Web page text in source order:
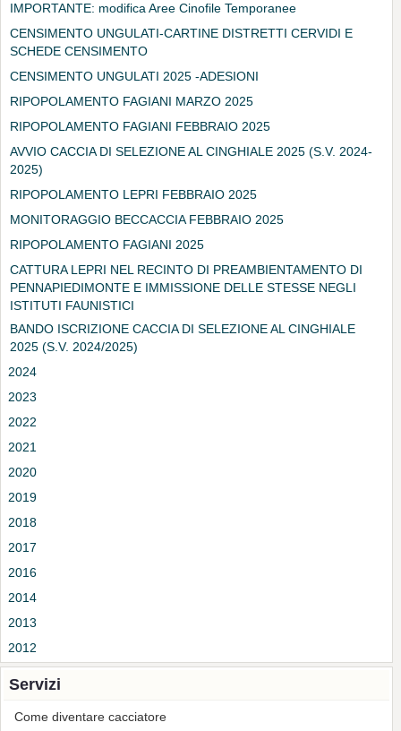
IMPORTANTE: modifica Aree Cinofile Temporanee
CENSIMENTO UNGULATI-CARTINE DISTRETTI CERVIDI E
SCHEDE CENSIMENTO
CENSIMENTO UNGULATI 2025 -ADESIONI
RIPOPOLAMENTO FAGIANI MARZO 2025
RIPOPOLAMENTO FAGIANI FEBBRAIO 2025
AVVIO CACCIA DI SELEZIONE AL CINGHIALE 2025 (S.V. 2024-
2025)
RIPOPOLAMENTO LEPRI FEBBRAIO 2025
MONITORAGGIO BECCACCIA FEBBRAIO 2025
RIPOPOLAMENTO FAGIANI 2025
CATTURA LEPRI NEL RECINTO DI PREAMBIENTAMENTO DI
PENNAPIEDIMONTE E IMMISSIONE DELLE STESSE NEGLI
ISTITUTI FAUNISTICI
BANDO ISCRIZIONE CACCIA DI SELEZIONE AL CINGHIALE
2025 (S.V. 2024/2025)
2024
2023
2022
2021
2020
2019
2018
2017
2016
2014
2013
2012
Servizi
Come diventare cacciatore